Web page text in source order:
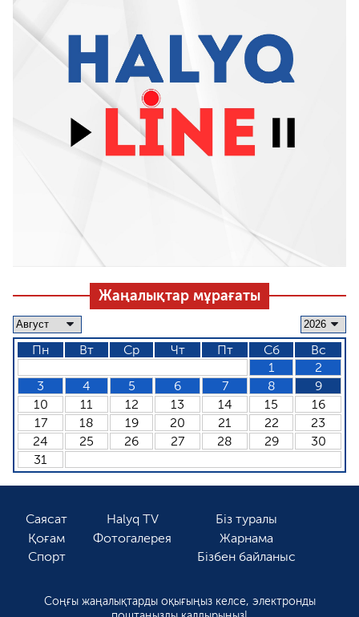
Жаңалықтар мұрағаты
Пн Вт Ср Чт Пт Сб
Вс
1
2
3
4 5 6 7 8
9
10
11 12 13 14 15
16
17
18 19 20 21 22
23
24
25 26 27 28 29
30
31
Саясат
Қоғам
Спорт
Halyq TV
Фотогалерея
Біз туралы
Жарнама
Бізбен байланыс
Соңғы жаңалықтарды оқығыңыз келсе, электронды